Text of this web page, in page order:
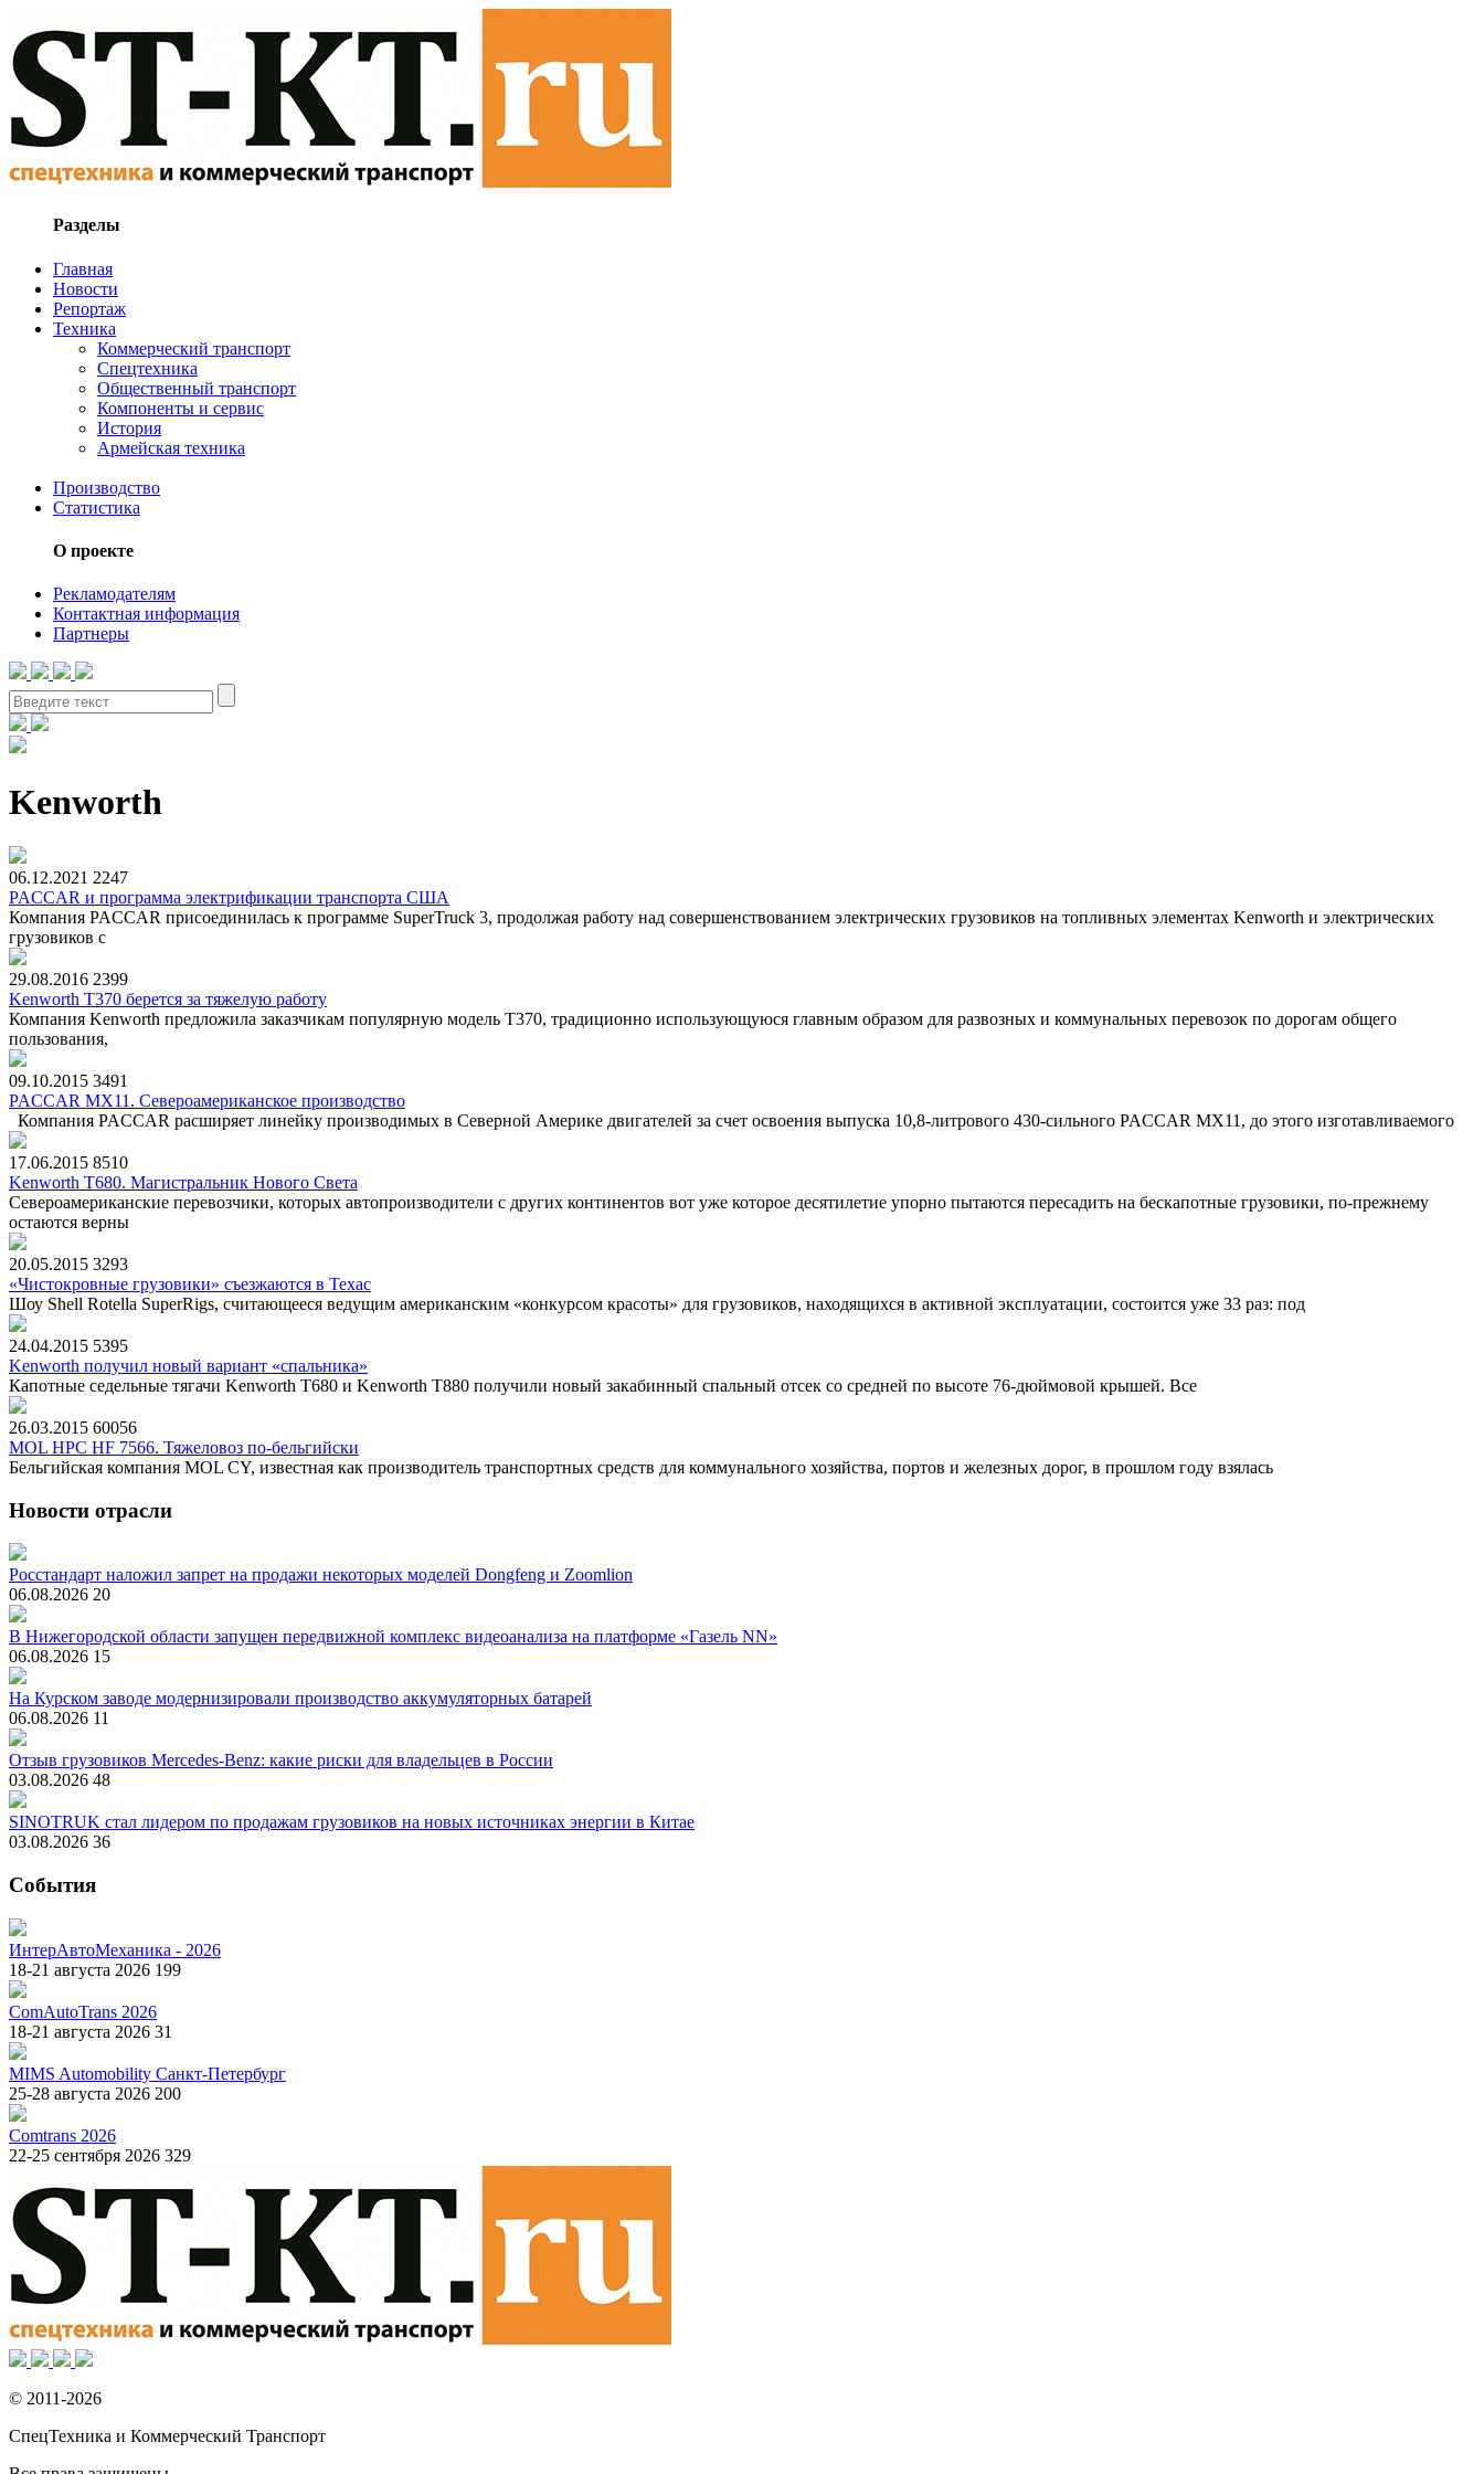
Разделы
Главная
Новости
Репортаж
Техника
Коммерческий транспорт
Спецтехника
Общественный транспорт
Компоненты и сервис
История
Армейская техника
Производство
Статистика
О проекте
Рекламодателям
Контактная информация
Партнеры
Kenworth
06.12.2021 2247
PACCAR и программа электрификации транспорта США
Компания PACCAR присоединилась к программе SuperTruck 3, продолжая работу над совершенствованием электрических грузовиков на топливных элементах Kenworth и электрических
грузовиков с
29.08.2016 2399
Kenworth T370 берется за тяжелую работу
Компания Kenworth предложила заказчикам популярную модель T370, традиционно использующуюся главным образом для развозных и коммунальных перевозок по дорогам общего
пользования,
09.10.2015 3491
PACCAR MX11. Североамериканское производство
Компания PACCAR расширяет линейку производимых в Северной Америке двигателей за счет освоения выпуска 10,8-литрового 430-сильного PACCAR MX11, до этого изготавливаемого
17.06.2015 8510
Kenworth T680. Магистральник Нового Света
Североамериканские перевозчики, которых автопроизводители с других континентов вот уже которое десятилетие упорно пытаются пересадить на бескапотные грузовики, по-прежнему
остаются верны
20.05.2015 3293
«Чистокровные грузовики» съезжаются в Техас
Шоу Shell Rotella SuperRigs, считающееся ведущим американским «конкурсом красоты» для грузовиков, находящихся в активной эксплуатации, состоится уже 33 раз: под
24.04.2015 5395
Kenworth получил новый вариант «спальника»
Капотные седельные тягачи Kenworth T680 и Kenworth T880 получили новый закабинный спальный отсек со средней по высоте 76-дюймовой крышей. Все
26.03.2015 60056
MOL НРС HF 7566. Тяжеловоз по-бельгийски
Бельгийская компания MOL CY, известная как производитель транспортных средств для коммунального хозяйства, портов и железных дорог, в прошлом году взялась
Новости отрасли
Росстандарт наложил запрет на продажи некоторых моделей Dongfeng и Zoomlion
06.08.2026 20
В Нижегородской области запущен передвижной комплекс видеоанализа на платформе «Газель NN»
06.08.2026 15
На Курском заводе модернизировали производство аккумуляторных батарей
06.08.2026 11
Отзыв грузовиков Mercedes-Benz: какие риски для владельцев в России
03.08.2026 48
SINOTRUK стал лидером по продажам грузовиков на новых источниках энергии в Китае
03.08.2026 36
События
ИнтерАвтоМеханика - 2026
18-21 августа 2026 199
ComAutoTrans 2026
18-21 августа 2026 31
MIMS Automobility Санкт-Петербург
25-28 августа 2026 200
Comtrans 2026
22-25 сентября 2026 329
© 2011-2026
СпецТехника и Коммерческий Транспорт